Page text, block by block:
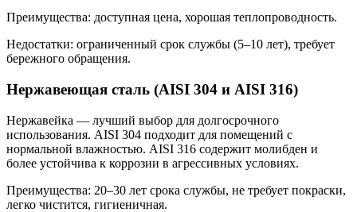
Преимущества: доступная цена, хорошая теплопроводность.
Недостатки: ограниченный срок службы (5–10 лет), требует
бережного обращения.
Нержавеющая сталь (AISI 304 и AISI 316)
Нержавейка — лучший выбор для долгосрочного
использования. AISI 304 подходит для помещений с
нормальной влажностью. AISI 316 содержит молибден и
более устойчива к коррозии в агрессивных условиях.
Преимущества: 20–30 лет срока службы, не требует покраски,
легко чистится, гигиеничная.